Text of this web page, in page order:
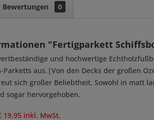
Bewertungen 0
"Fertigparkett
und hochwertige
Parketts aus.|Von den Decks der großen
sich großer Beliebtheit. Sowohl in matt
sogar hervorgehoben.
19,95 inkl. MwSt.